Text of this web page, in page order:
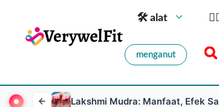
🛠 alat
menganut
Lakshmi Mudra: Manfaat, Efek